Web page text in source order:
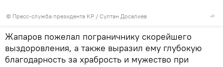
© Пресс-служба президента КР / Султан Досалиев
Жапаров пожелал пограничнику скорейшего
выздоровления, а также выразил ему глубокую
благодарность за храбрость и мужество при